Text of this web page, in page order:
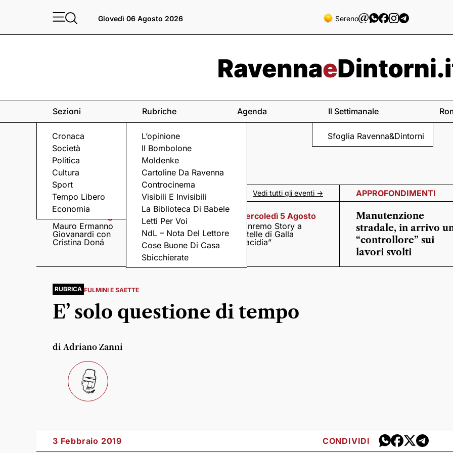
Giovedì 06 Agosto 2026 Sereno
Sezioni
Cronaca
Società
Politica
Cultura
Sport
Tempo Libero
Economia
Rubriche
L’opinione
Il Bombolone
Moldenke
Cartoline Da Ravenna
Controcinema
Visibili E Invisibili
La Biblioteca Di Babele
Letti Per Voi
NdL – Nota Del Lettore
Cose Buone Di Casa
Sbicchierate
Agenda Il Settimanale
Sfoglia Ravenna&Dintorni
Eventi a Ravenna e dintorni Vedi tutti gli eventi ->
Mauro Ermanno
Giovanardi con
Cristina Doná
Mercoledì 5 Agosto
Matteo Cavezzali con
il suo “Fratelli
Meraviglia”
Mercoledì 5 Agosto
Sanremo Story a
“Stelle di Galla
Placidia”
APPROFONDIMENTI
Manutenzione
stradale, in arrivo
“controllore” sui
lavori svolti
RUBRICA FULMINI E SAETTE
E’ solo questione di tempo
di Adriano Zanni
3 Febbraio 2019 CONDIVIDI